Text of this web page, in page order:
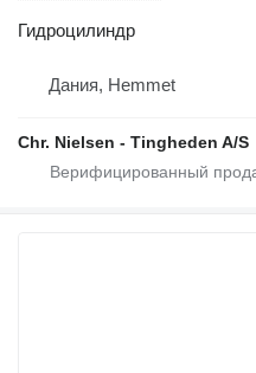
Гидроцилиндр
Дания, Hemmet
Chr. Nielsen - Tingheden A/S